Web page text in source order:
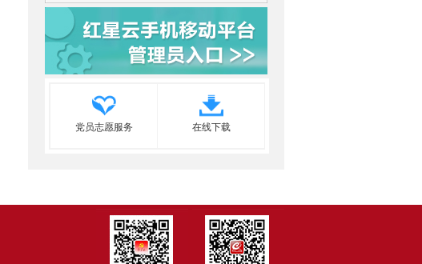
党员志愿服务 在线下载